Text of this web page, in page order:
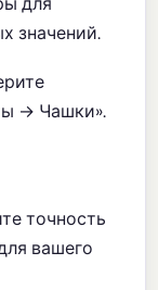
значений.
→ Чашки».
точность
вашего